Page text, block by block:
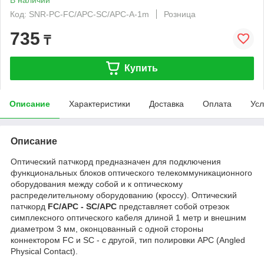
Код: SNR-PC-FC/APC-SC/APC-A-1m
Розница
735 ₸
Купить
Описание Характеристики Доставка Оплата
Описание
Оптический патчкорд предназначен для подключения
функциональных блоков оптического телекоммуникационного
оборудования между собой и к оптическому
распределительному оборудованию (кроссу). Оптический
патчкорд FC/APC - SC/APC представляет собой отрезок
симплексного оптического кабеля длиной 1 метр и внешним
диаметром 3 мм, оконцованный с одной стороны
коннектором FC и SC - c другой, тип полировки APC (Angled
Physical Contact).